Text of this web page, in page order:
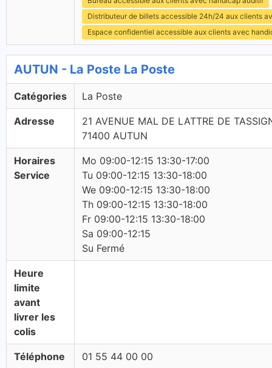
Distributeur de billets accessible 24h/24 aux clients
Espace confidentiel accessible aux clients avec
AUTUN - La Poste La Poste
Catégories La Poste
Adresse
21 AVENUE MAL DE LATTRE DE
71400 AUTUN
Horaires
Service
Mo 09:00-12:15 13:30-17:00
Tu 09:00-12:15 13:30-18:00
We 09:00-12:15 13:30-18:00
Th 09:00-12:15 13:30-18:00
Fr 09:00-12:15 13:30-18:00
Sa 09:00-12:15
Su Fermé
Heure
limite
avant
livrer les
colis
Téléphone 01 55 44 00 00